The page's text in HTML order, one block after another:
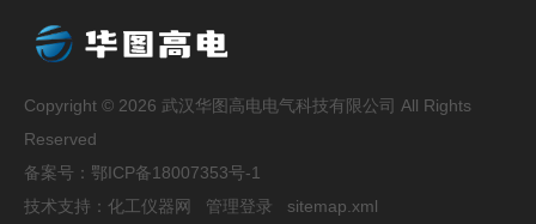
Copyright © 2026 武汉华图高电电气科技有限公司 All Rights
Reserved
备案号： 鄂ICP备18007353号-1
技术支持： 化工仪器网 管理登录 sitemap.xml